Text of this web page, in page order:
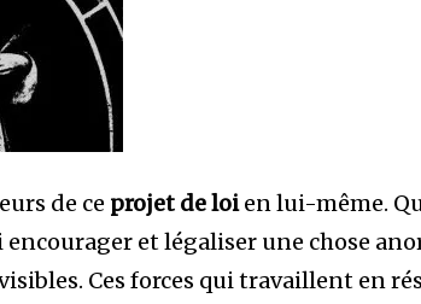
de ce projet de loien lui-même.
et légaliser une chose
Ces forces qui travaillent en